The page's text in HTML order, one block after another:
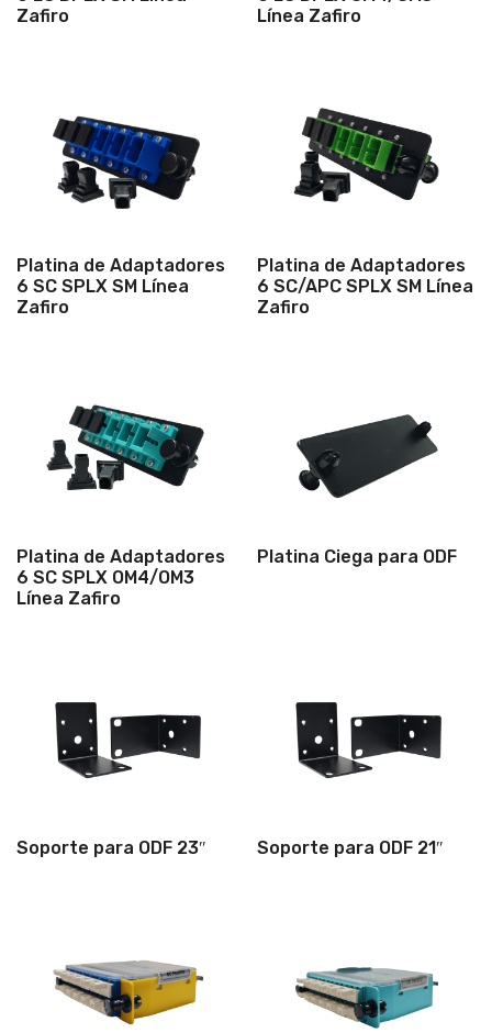
Zafiro
Línea Zafiro
Platina de Adaptadores
6 SC SPLX SM Línea
Zafiro
Platina de Adaptadores
6 SC/APC SPLX SM Línea
Zafiro
Platina de Adaptadores
6 SC SPLX OM4/OM3
Línea Zafiro
Platina Ciega para ODF
Soporte para ODF 23″ Soporte para ODF 21″